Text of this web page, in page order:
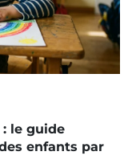
le guide
enfants par